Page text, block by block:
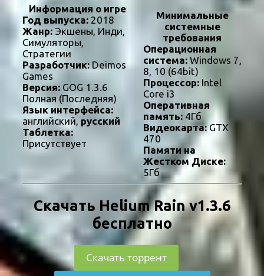
Информация о игре
Год выпуска: 2018
Жанр: Экшены, Инди,
Симуляторы,
Стратегии
Разработчик:Deimos
Games
Версия: GOG 1.3.6
Полная (Последняя)
Язык интерфейса:
английский, русский
Таблетка:
Присутствует
Минимальные
системные
требования
Операционная
система:Windows 7,
8, 10 (64bit)
Процессор:Intel
Core i3
Оперативная
память:4Гб
Видеокарта:GTX
470
Памяти на
Жестком Диске:
5Гб
Скачать Helium Rain v1.3.6
бесплатно
Скачать торрент